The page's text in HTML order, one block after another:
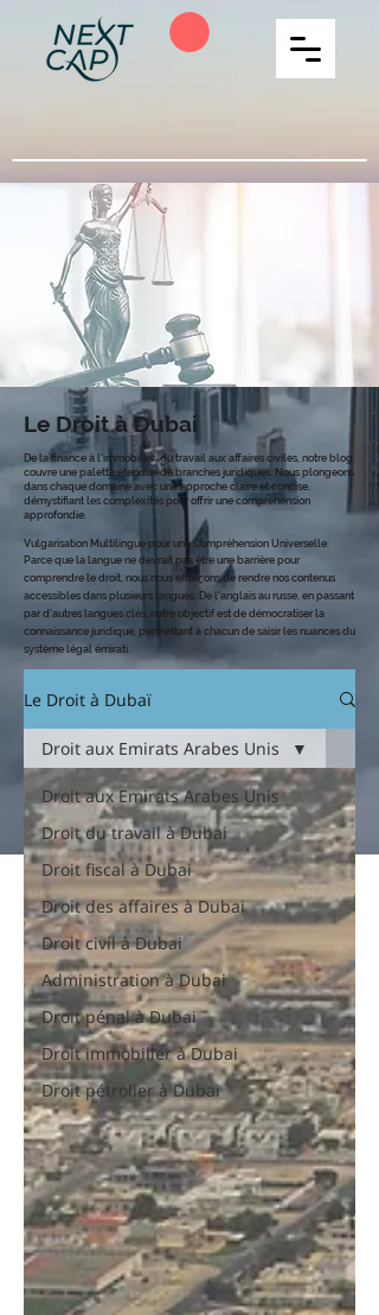
Le Droit à Dubai
De la finance à l'immobilier, du travail aux affaires civiles, notre blog
couvre une palette étendue de branches juridiques. Nous plongeons
dans chaque domaine avec une approche claire et concise,
démystifiant les complexités pour offrir une compréhension
approfondie.
Vulgarisation Multilingue pour une Compréhension Universelle:
Parce que la langue ne devrait pas être une barrière pour
comprendre le droit, nous nous efforçons de rendre nos contenus
accessibles dans plusieurs langues. De l'anglais au russe, en passant
par d'autres langues clés, notre objectif est de démocratiser la
connaissance juridique, permettant à chacun de saisir les nuances du
système légal émirati.
Le Droit à Dubaï
Droit aux Emirats Arabes Unis
Droit du travail à Dubai
Droit fiscal à Dubai
Droit des affaires à Dubai
Droit civil à Dubai
Administration à Dubai
Droit pénal à Dubai
Droit immobilier à Dubai
Droit pétrolier à Dubai
Droit aux Emirats Arabes Unis